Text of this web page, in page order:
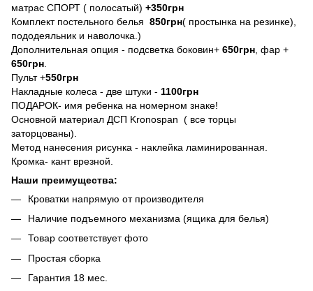
матрас СПОРТ ( полосатый) +350грн
Комплект постельного белья 850грн( простынка на резинке),
пододеяльник и наволочка.)
Дополнительная опция - подсветка боковин+ 650грн , фар +
650грн
Пульт +550грн
Накладные колеса - две штуки - 1100грн
ПОДАРОК- имя ребенка на номерном знаке!
Основной материал ДСП Kronospan ( все торцы
заторцованы).
Метод нанесения рисунка - наклейка ламинированная.
Кромка- кант врезной.
Наши преимущества:
Кроватки напрямую от производителя
Наличие подъемного механизма (ящика для белья)
Товар соответствует фото
Простая сборка
Гарантия 18 мес.